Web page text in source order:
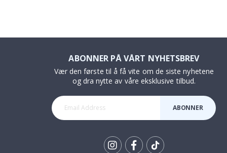
ABONNER PÅ VÅRT NYHETSBREV
Vær den første til å få vite om de siste nyhetene
og dra nytte av våre eksklusive tilbud.
ABONNER